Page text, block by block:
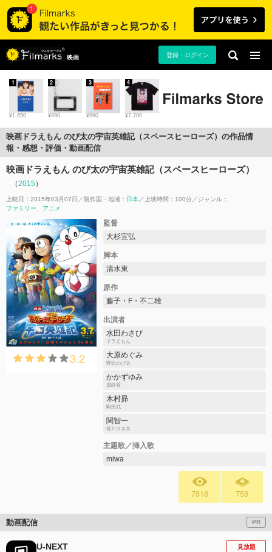
映画 登録・ログイン
¥1,650
1
¥990
2
¥990
3
¥7,700
4
映画ドラえもん のび太の宇宙英雄記（スペースヒーローズ）の作品情
報・感想・評価・動画配信
映画ドラえもん のび太の宇宙英雄記（スペースヒーローズ）
（2015）
上映日：2015年03月07日 製作国・地域： 日本 上映時間：100分
ジャンル：
ファミリー
アニメ
3.2
監督
大杉宜弘
脚本
清水東
原作
藤子・F・不二雄
出演者
水田わさび
ドラえもん
大原めぐみ
野比のび太
かかずゆみ
源静香
木村昴
剛田武
関智一
骨川スネ夫
主題歌／挿入歌
miwa
7818 758
動画配信 PR
U-NEXT 見放題